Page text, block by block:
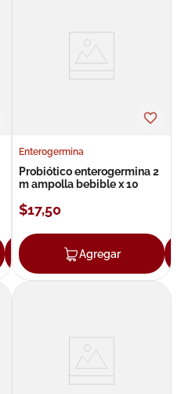
Agregar
Enterogermina
Probiótico enterogermina 2
m ampolla bebible x 10
$17,50
Agregar